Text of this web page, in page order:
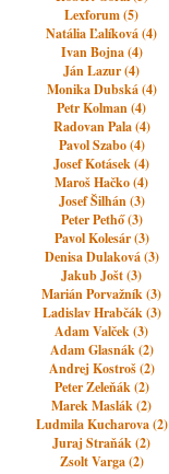
Lexforum (5)
Natália Ľalíková (4)
Ivan Bojna (4)
Ján Lazur (4)
Monika Dubská (4)
Petr Kolman (4)
Radovan Pala (4)
Pavol Szabo (4)
Josef Kotásek (4)
Maroš Hačko (4)
Josef Šilhán (3)
Peter Pethő (3)
Pavol Kolesár (3)
Denisa Dulaková (3)
Jakub Jošt (3)
Marián Porvažník (3)
Ladislav Hrabčák (3)
Adam Valček (3)
Adam Glasnák (2)
Andrej Kostroš (2)
Peter Zeleňák (2)
Marek Maslák (2)
Ludmila Kucharova (2)
Juraj Straňák (2)
Zsolt Varga (2)